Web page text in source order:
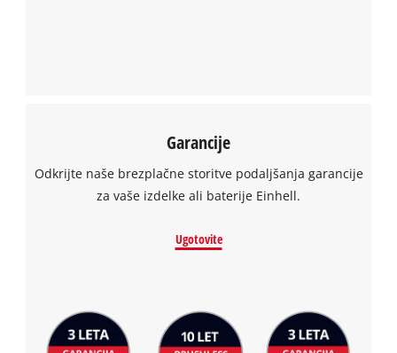
Garancije
Odkrijte naše brezplačne storitve podaljšanja garancije
za vaše izdelke ali baterije Einhell.
Ugotovite